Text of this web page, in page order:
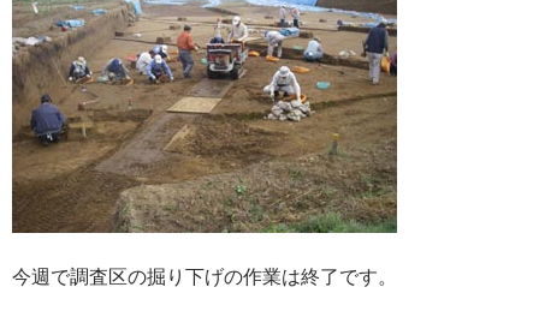
今週で調査区の掘り下げの作業は終了です。